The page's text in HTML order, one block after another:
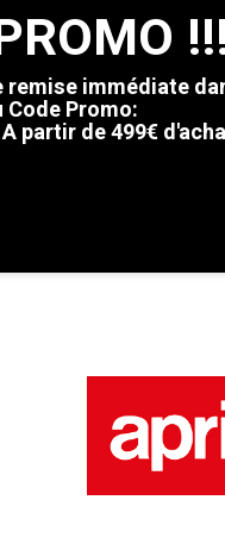
Pulley
la marque DR PULLEY
MP3 !